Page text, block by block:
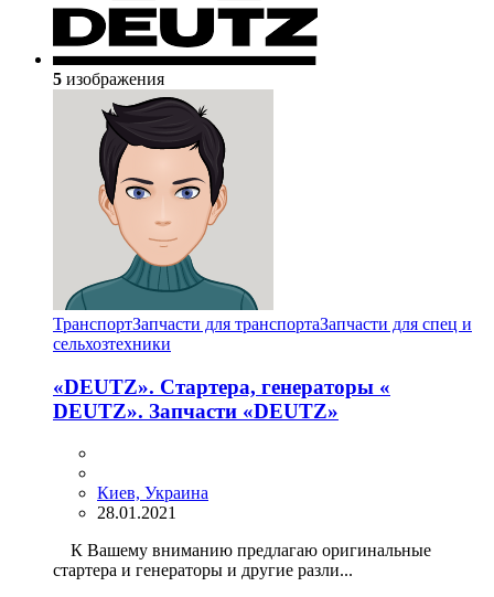
5 изображения
ТранспортЗапчасти для транспортаЗапчасти для спец и
сельхозтехники
«DEUTZ». Стартера, генераторы «
DEUTZ». Запчасти «DEUTZ»
Киев, Украина
28.01.2021
К Вашему вниманию предлагаю оригинальные
стартера и генераторы и другие разли...